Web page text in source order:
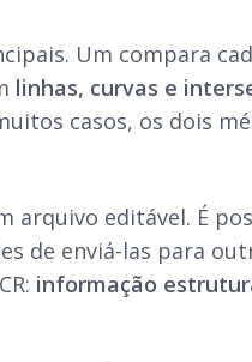
Um compara
linhas, curvas e
casos, os dois
arquivo editável. É
de enviá-las para
informação